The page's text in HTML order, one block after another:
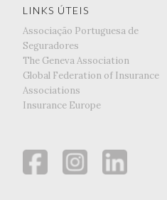
LINKS ÚTEIS
Associação Portuguesa de
Seguradores
The Geneva Association
Global Federation of Insurance
Associations
Insurance Europe